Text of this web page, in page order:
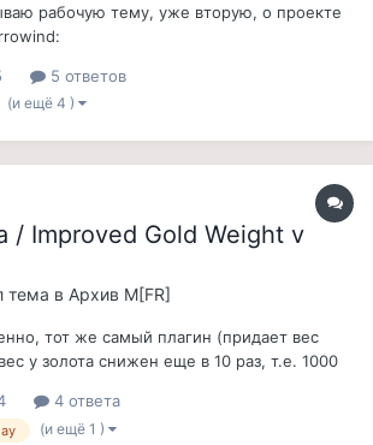
рабочую тему, уже вторую, о проекте
тема для данного проекта: 1. Первая
по всему посвящена флуду натипа о боже
5 ответов
(и ещё 4 )
/ Improved Gold Weight v
тема в Архив M[FR]
тот же самый плагин (придает вес
у золота снижен еще в 10 раз, т.е. 1000
в любое время и на любую сборку,
нет, новая игра не обязательна.
4 ответа
(и ещё 1 )